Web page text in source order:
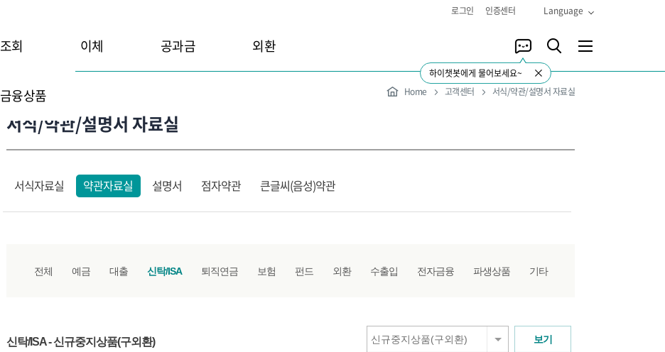
로그인 인증센터 Language
조회 이체 공과금 외환
금융상품
하이챗봇에게 물어보세요~
Home 고객센터 서식/약관/설명서 자료실
서식/약관/설명서 자료실
서식자료실 약관자료실 설명서 점자약관 큰글씨(음성)약관
전체 예금 대출 신탁/ISA 퇴직연금 보험 펀드 외환 수출입 전자금융 파생상품 기타
신탁/ISA - 신규중지상품(구외환) 신규중지상품(구외환)